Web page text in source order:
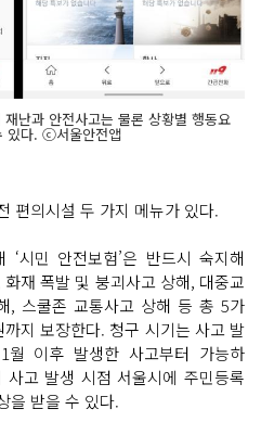
난과 안전사고는 물론 상황별 행동요
있다. ⓒ서울안전앱
편의시설 두 가지 메뉴가 있다.
시민 안전보험’은 반드시 숙지해
재 폭발 및 붕괴사고 상해, 대중교
, 스쿨존 교통사고 상해 등 총 5가
지 보장한다. 청구 시기는 사고 발
월 이후 발생한 사고부터 가능하
고 발생 시점 서울시에 주민등록
을 받을 수 있다.